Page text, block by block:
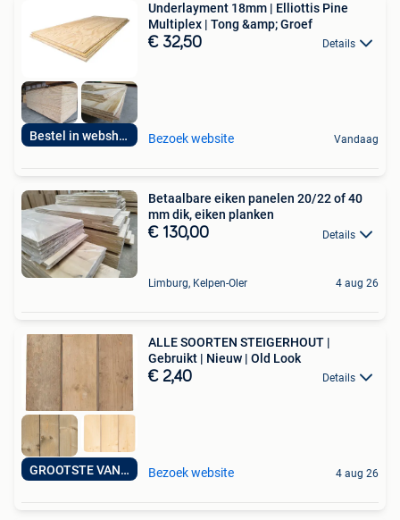
Bestel in webshop!
Underlayment 18mm | Elliottis Pine
Multiplex | Tong &amp; Groef
€ 32,50 Details
Bezoek website Vandaag
Betaalbare eiken panelen 20/22 of 40
mm dik, eiken planken
€ 130,00 Details
Limburg, Kelpen-Oler 4 aug 26
GROOTSTE VAN BE!
ALLE SOORTEN STEIGERHOUT |
Gebruikt | Nieuw | Old Look
€ 2,40 Details
Bezoek website 4 aug 26